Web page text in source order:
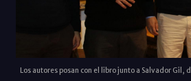
Los autores posan con el libro junto a Salvador Gil,